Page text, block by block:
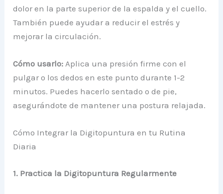
dolor en la parte superior de la espalda y el cuello.
También puede ayudar a reducir el estrés y
mejorar la circulación.
Cómo usarlo: Aplica una presión firme con el
pulgar o los dedos en este punto durante 1-2
minutos. Puedes hacerlo sentado o de pie,
asegurándote de mantener una postura relajada.
Cómo Integrar la Digitopuntura en tu Rutina
Diaria
1. Practica la Digitopuntura Regularmente